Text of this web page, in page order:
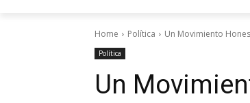
Home Política Un Movimiento
Política
Un